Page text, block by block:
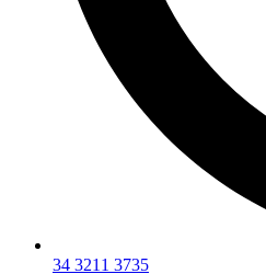
34 3211 3735